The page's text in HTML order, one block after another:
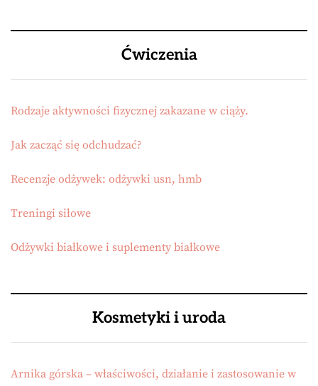
Ćwiczenia
Rodzaje aktywności fizycznej zakazane w ciąży.
Jak zacząć się odchudzać?
Recenzje odżywek: odżywki usn, hmb
Treningi siłowe
Odżywki białkowe i suplementy białkowe
Kosmetyki i uroda
Arnika górska – właściwości, działanie i zastosowanie w